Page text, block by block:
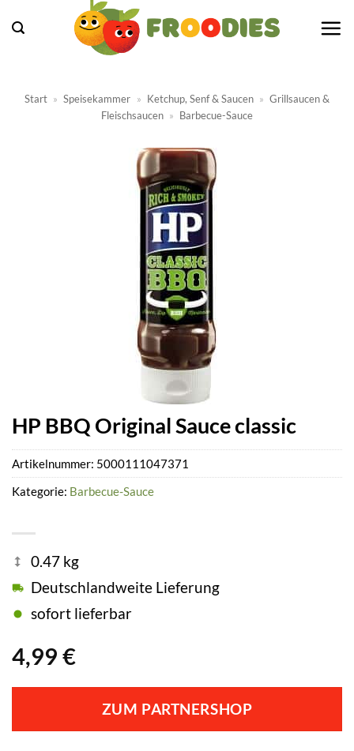
Inhalt
Start » Speisekammer » Ketchup, Senf & Saucen » Grillsaucen &
Fleischsaucen » Barbecue-Sauce
HP BBQ Original Sauce classic
4,99 €
0.47 kg
Deutschlandweite Lieferung
sofort lieferbar
ZUM PARTNERSHOP
Artikelnummer: 5000111047371
Kategorie: Barbecue-Sauce